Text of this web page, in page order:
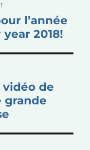
l’année
2018!
vidéo de
grande